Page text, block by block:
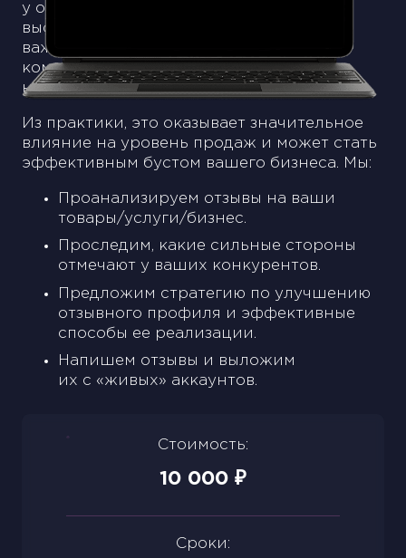
у обычных людей все еще сохраняется
высокий уровень доверия. Если для вас
важна положительная репутация
компании, стоит купить отзывы
на IRecommend.
Из практики, это оказывает значительное
влияние на уровень продаж и может стать
эффективным бустом вашего бизнеса. Мы:
Проанализируем отзывы на ваши
товары/услуги/бизнес.
Проследим, какие сильные стороны
отмечают у ваших конкурентов.
Предложим стратегию по улучшению
отзывного профиля и эффективные
способы ее реализации.
Напишем отзывы и выложим
их с «живых» аккаунтов.
Стоимость:
10 000 ₽
Сроки: